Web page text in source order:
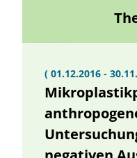
( 01.12.2016 -